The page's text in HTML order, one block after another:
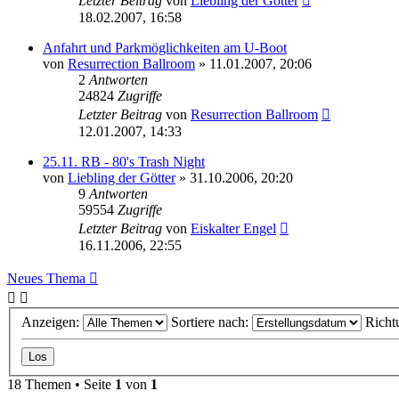
18.02.2007, 16:58
Anfahrt und Parkmöglichkeiten am U-Boot
von Resurrection Ballroom » 11.01.2007, 20:06
2Antworten
24824 Zugriffe
Letzter Beitrag von Resurrection Ballroom
12.01.2007, 14:33
25.11. RB - 80's Trash Night
von Liebling der Götter» 31.10.2006, 20:20
9Antworten
59554 Zugriffe
Letzter Beitrag von Eiskalter Engel
16.11.2006, 22:55
Neues Thema
Anzeigen: Sortiere nach:
18 Themen • Seite 1 von 1